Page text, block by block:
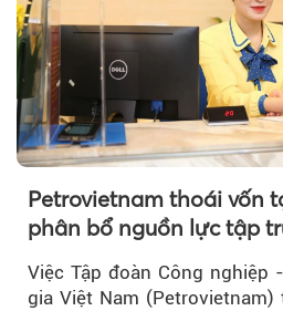
Petrovietnam thoái vốn
phân bổ nguồn lực tập
Việc Tập đoàn Công nghiệp
gia Việt Nam